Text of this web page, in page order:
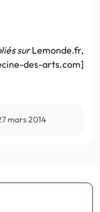
surLemonde.fr,
des-arts.com]
mars 2014